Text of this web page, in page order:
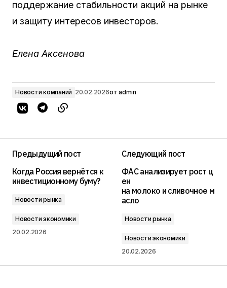
поддержание стабильности акций на рынке
и защиту интересов инвесторов.
Елена Аксенова
Новости компаний 20.02.2026от admin
Предыдущий пост
Когда Россия вернётся к
инвестиционному буму?
Новости рынка
Новости экономики
20.02.2026
Следующий пост
ФАС анализирует рост ц
ен
на молоко и сливочное м
асло
Новости рынка
Новости экономики
20.02.2026